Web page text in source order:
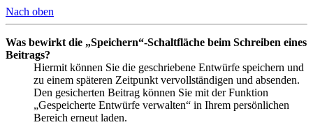
Nach oben
Was bewirkt die „Speichern“-Schaltfläche beim Schreiben eines
Beitrags?
Hiermit können Sie die geschriebene Entwürfe speichern und
zu einem späteren Zeitpunkt vervollständigen und absenden.
Den gesicherten Beitrag können Sie mit der Funktion
„Gespeicherte Entwürfe verwalten“ in Ihrem persönlichen
Bereich erneut laden.